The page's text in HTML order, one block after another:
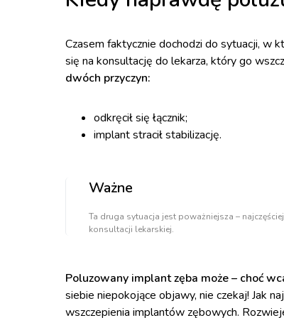
Czasem faktycznie dochodzi do sytuacji, w
się na konsultację do lekarza, który go
dwóch przyczyn:
odkręcił się łącznik;
implant stracił stabilizację.
Ważne
Ta druga sytuacja jest poważniejsza –
konsultacji lekarskiej.
Poluzowany implant zęba może – choć
siebie niepokojące objawy, nie czekaj! Jak
wszczepienia implantów zębowych.